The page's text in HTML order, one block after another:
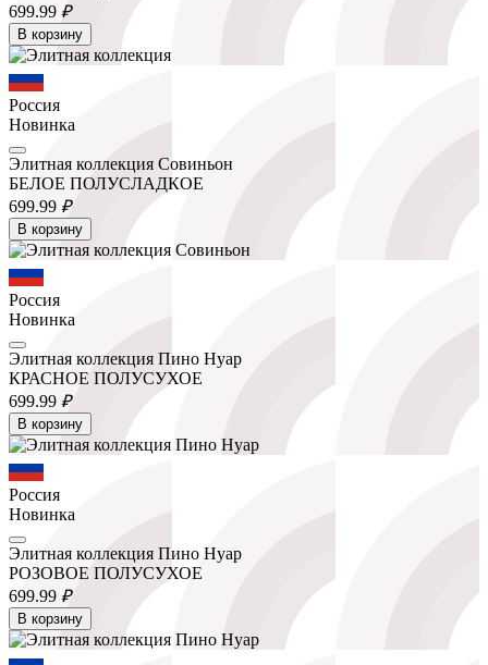
699.99 ₽
В корзину
Россия
Новинка
Элитная коллекция Совиньон
БЕЛОЕ ПОЛУСЛАДКОЕ
699.99 ₽
В корзину
Россия
Новинка
Элитная коллекция Пино Нуар
КРАСНОЕ ПОЛУСУХОЕ
699.99 ₽
В корзину
Россия
Новинка
Элитная коллекция Пино Нуар
РОЗОВОЕ ПОЛУСУХОЕ
699.99 ₽
В корзину